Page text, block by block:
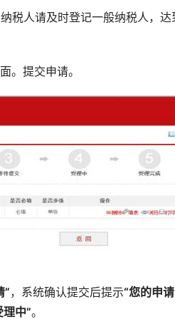
税人请及时登记一般纳税人，达
。提交申请。
”，系统确认提交后提示“您的申
中”。